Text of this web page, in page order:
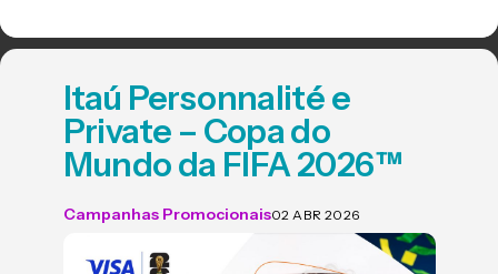
Itaú Personnalité e
Private – Copa do
Mundo da FIFA 2026™
Campanhas Promocionais02 ABR 2026